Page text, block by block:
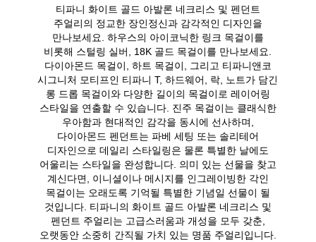
티파니 화이트 골드 아발론 네크리스 및 펜던트
주얼리의 정교한 장인정신과 감각적인 디자인을
만나보세요. 하우스의 아이코닉한 링크 목걸이를
비롯해 스털링 실버, 18K 골드 목걸이를 만나보세요.
다이아몬드 목걸이, 하트 목걸이, 그리고 티파니앤코
시그니처 모티프인 티파니 T, 하드웨어, 락, 노트가 담긴
롱 드롭 목걸이와 다양한 길이의 목걸이로 레이어링
스타일을 연출할 수 있습니다. 진주 목걸이는 클래식한
우아함과 현대적인 감각을 동시에 선사하며,
다이아몬드 펜던트는 파베 세팅 또는 솔리테어
디자인으로 데일리 스타일링은 물론 특별한 날에도
어울리는 스타일을 완성합니다. 의미 있는 선물을 찾고
계신다면, 이니셜이나 메시지를 인그레이빙한 각인
목걸이는 오래도록 기억될 특별한 기념일 선물이 될
것입니다. 티파니의 화이트 골드 아발론 네크리스 및
펜던트 주얼리는 고급스러움과 개성을 모두 갖춘,
오랫동안 소중히 간직될 가치 있는 명품 주얼리입니다.